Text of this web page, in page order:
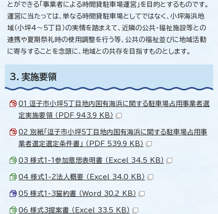
とができる「事業者による時間貸駐車場運営」を目的とするものです。
運営に当たっては、単なる時間貸駐車場としてではなく、小坪海浜地
域（小坪4～5丁目）の実情を踏まえて、近隣の公共・福祉施設等との
連携や夏期祭礼時の使用調整を行う等、公共の福祉並びに地域活動
に寄与することを念頭に、地域との共存を目指すものとします。
3．実施要領
01_逗子市小坪5丁目地内国有海浜に関する駐車場占用事業者選
定実施要領 （PDF 943.9 KB）
02_別紙「逗子市小坪5丁目地内国有海浜に関する駐車場占用事
業者選定選定条件書」 （PDF 539.9 KB）
03_様式1-1参加意思表明書 （Excel 34.5 KB）
04_様式1-2法人概要 （Excel 34.0 KB）
05_様式1-3誓約書 （Word 30.2 KB）
06_様式3提案書 （Excel 33.5 KB）